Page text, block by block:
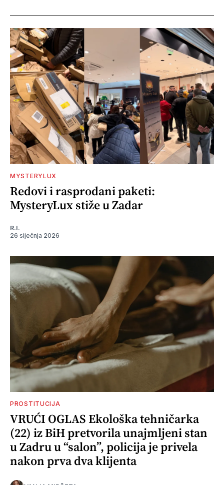
MYSTERYLUX
Redovi i rasprodani paketi:
MysteryLux stiže u Zadar
R.I.
26 siječnja 2026
PROSTITUCIJA
VRUĆI OGLAS Ekološka tehničarka
(22) iz BiH pretvorila unajmljeni stan
u Zadru u “salon”, policija je privela
nakon prva dva klijenta